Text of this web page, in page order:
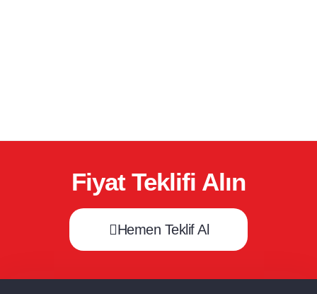
Fiyat Teklifi Alın
Hemen Teklif Al